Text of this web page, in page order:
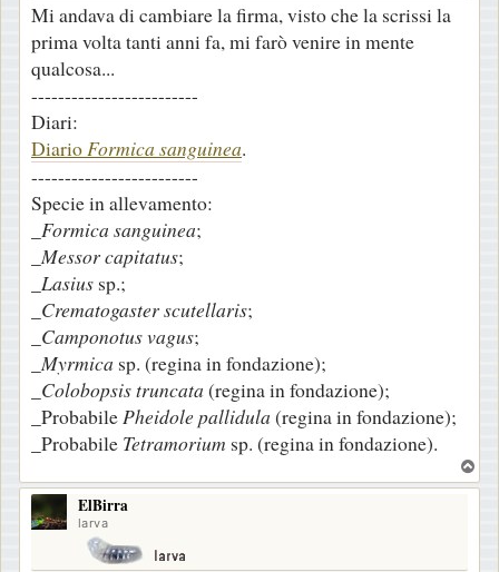
o
Mi andava di cambiare la firma, visto che la scrissi la
prima volta tanti anni fa, mi farò venire in mente
qualcosa...
-------------------------
Diari:
DiarioFormica sanguinea.
-------------------------
Specie in allevamento:
Formica sanguinea;
Messor capitatus;
Lasius sp.;
Crematogaster scutellaris;
Camponotus vagus;
Myrmica sp. (regina in fondazione);
Colobopsis truncata (regina in fondazione);
_ProbabilePheidole pallidula (regina in fondazione);
_Probabile Tetramorium sp. (regina in fondazione).
o
ElBirra
larva